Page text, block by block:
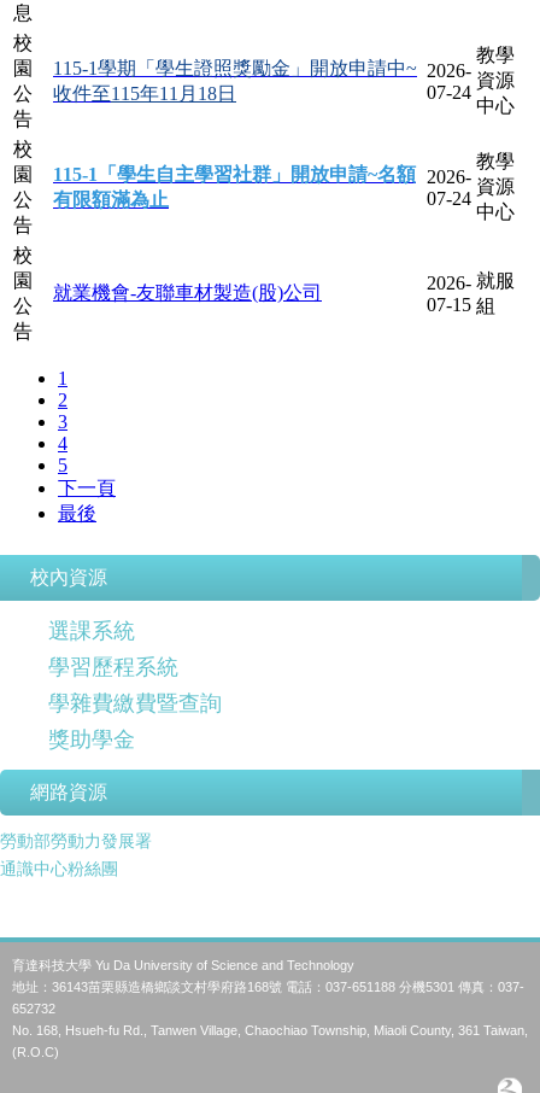
校內資源
選課系統
學習歷程系統
學雜費繳費暨查詢
獎助學金
網路資源
勞動部勞動力發展署
通識中心粉絲團
育達科技大學 Yu Da University of Science and Technology
地址：36143苗栗縣造橋鄉談文村學府路168號 電話：037-651188 分機5301 傳真：037-
652732
No. 168, Hsueh-fu Rd., Tanwen Village, Chaochiao Township, Miaoli County, 361 Taiwan,
(R.O.C)